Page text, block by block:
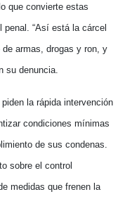
que convierte estas
penal. “Así está la cárcel
armas, drogas y ron, y
su denuncia.
la rápida intervención
condiciones mínimas
de sus condenas.
sobre el control
medidas que frenen la